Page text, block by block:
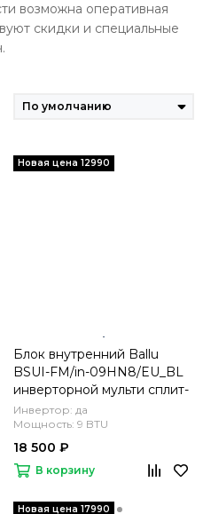
возможна оперативная
скидки и специальные
Блок внутренний Ballu
BSUI-FM/in-09HN8/EU_BL
инверторной мульти сплит-
системы
Инвертор: да
Мощность: 9 BTU
18 500 ₽
В корзину